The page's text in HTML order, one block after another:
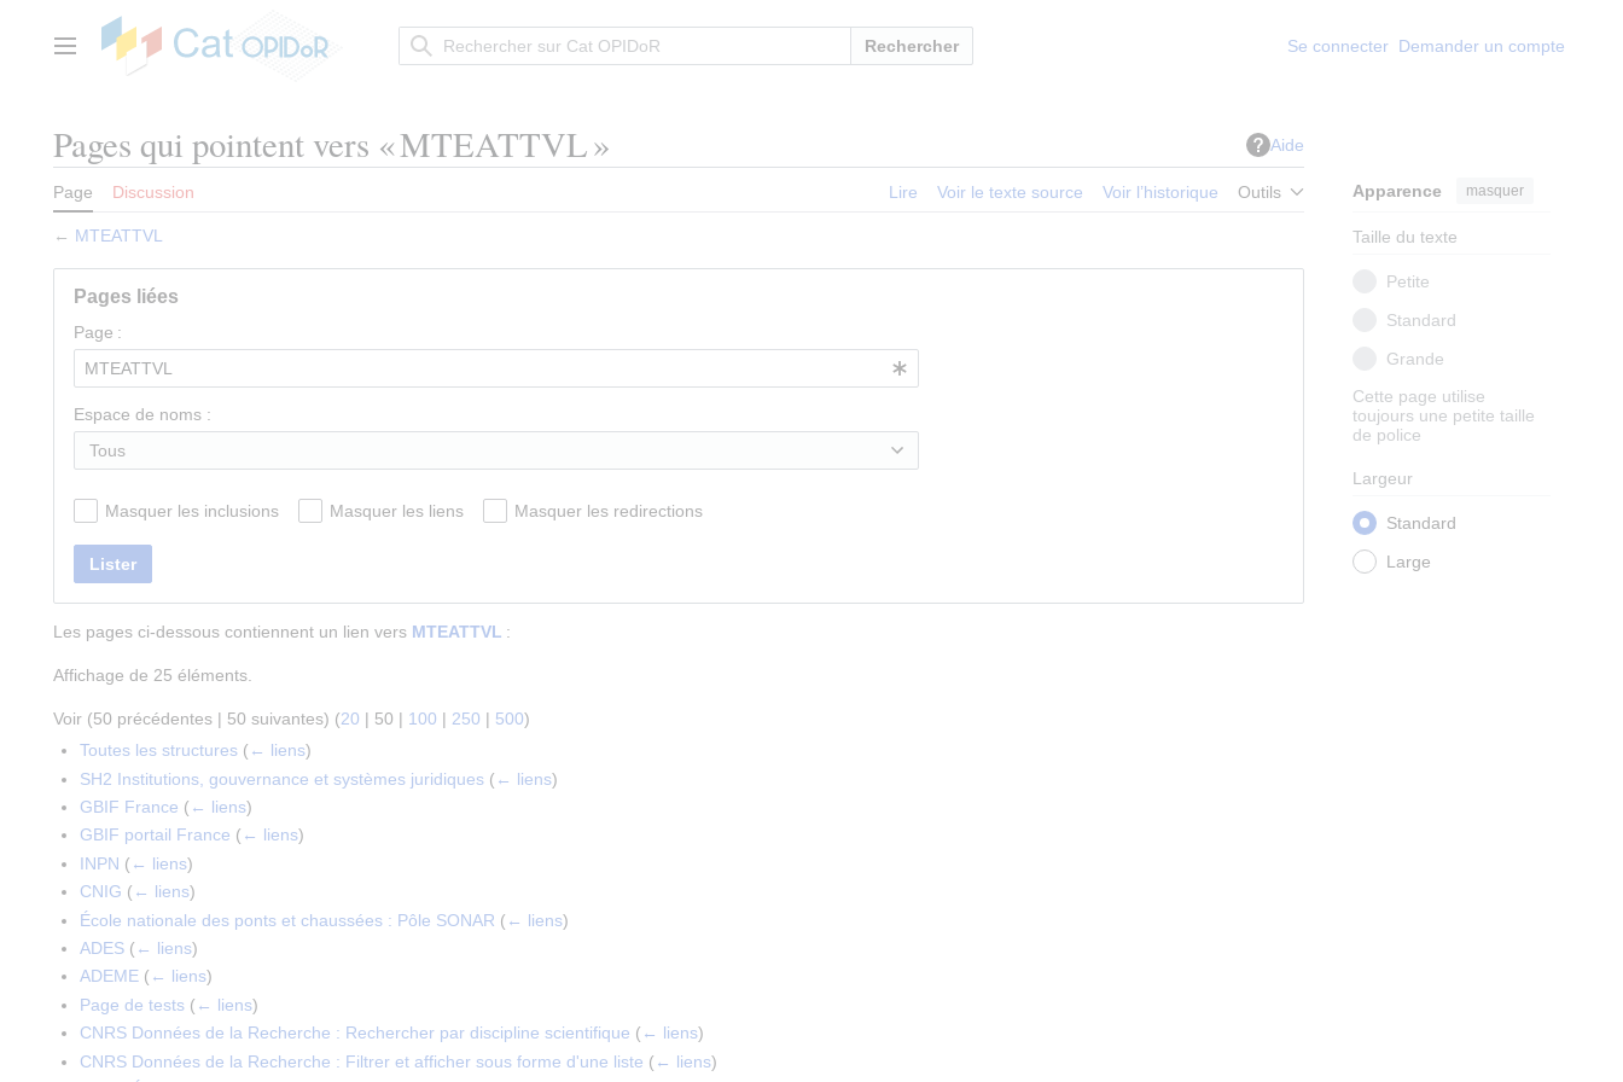
contenuMenu principal Rechercher Se connecter Demander un compte
Pages qui pointent vers « MTEATTVL » Aide
Page Discussion Lire Voir le texte source Voir l’historique Outils Apparence masquer
Taille du texte
Petite
Standard
Grande
Cette page utilise
toujours une petite taille
de police
Largeur
Standard
Large
← MTEATTVL
Pages liées
Page :
Espace de noms :
Tous
Masquer les inclusions Masquer les liens Masquer les redirections
Lister
Les pages ci-dessous contiennent un lien vers MTEATTVL :
Affichage de 25 éléments.
Voir (50 précédentes | 50 suivantes) (20 | 50 | 100 | 250 | 500)
Toutes les structures ( ← liens)
SH2 Institutions, gouvernance et systèmes juridiques ( ← liens)
GBIF France ( ← liens)
GBIF portail France ( ← liens)
INPN ( ← liens)
CNIG ( ← liens)
École nationale des ponts et chaussées : Pôle SONAR ( ← liens)
ADES ( ← liens)
ADEME ( ← liens)
Page de tests ( ← liens)
CNRS Données de la Recherche : Rechercher par discipline scientifique ( ← liens)
CNRS Données de la Recherche : Filtrer et afficher sous forme d'une liste ( ← liens)